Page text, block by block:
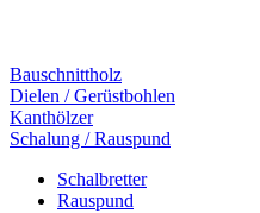
Bauschnittholz
Dielen / Gerüstbohlen
Kanthölzer
Schalung / Rauspund
Schalbretter
Rauspund